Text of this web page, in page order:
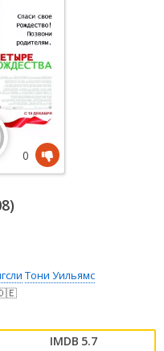
Тони Уильямс
5.7
0